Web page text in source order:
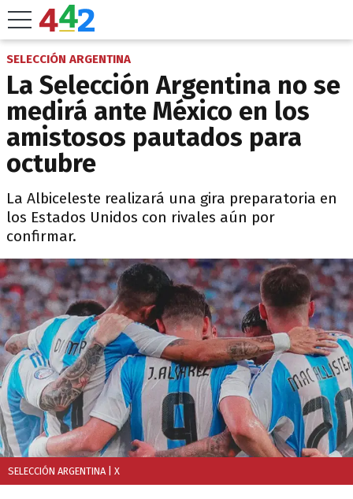
SELECCIÓN ARGENTINA
La Selección Argentina no se
medirá ante México en los
amistosos pautados para
octubre
La Albiceleste realizará una gira preparatoria en
los Estados Unidos con rivales aún por
confirmar.
SELECCIÓN ARGENTINA | X